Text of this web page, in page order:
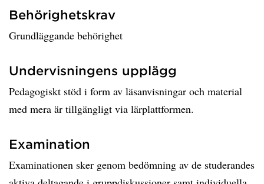
Behörighetskrav
Grundläggande behörighet
Undervisningens upplägg
Pedagogiskt stöd i form av läsanvisningar och material
med mera är tillgängligt via lärplattformen.
Examination
Examinationen sker genom bedömning av de studerandes